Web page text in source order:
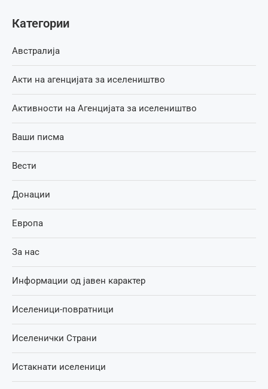
Категории
Австралија
Акти на агенцијата за иселеништво
Активности на Агенцијата за иселеништво
Ваши писма
Вести
Донации
Европа
За нас
Информации од јавен карактер
Иселеници-повратници
Иселенички Страни
Истакнати иселеници